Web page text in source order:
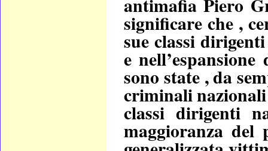
antimafia Piero
significare che ,
sue classi dirigenti
e
sono state , da
criminali
classi dirigenti
maggioranza